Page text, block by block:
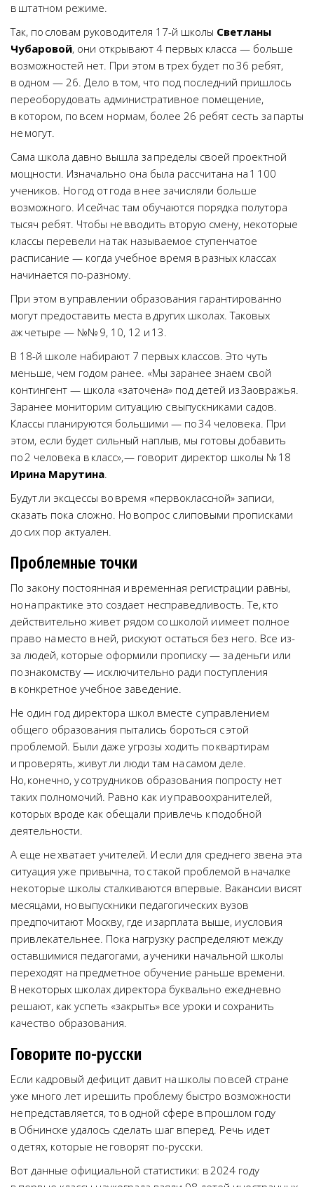
в штатном режиме.
Так, по словам руководителя 17-й школы Светланы
Чубаровой, они открывают 4 первых класса — больше
возможностей нет. При этом в трех будет по 36 ребят,
в одном — 26. Дело в том, что под последний пришлось
переоборудовать административное помещение,
в котором, по всем нормам, более 26 ребят сесть за парты
не могут.
Сама школа давно вышла за пределы своей проектной
мощности. Изначально она была рассчитана на 1 100
учеников. Но год от года в нее зачисляли больше
возможного. И сейчас там обучаются порядка полутора
тысяч ребят. Чтобы не вводить вторую смену, некоторые
классы перевели на так называемое ступенчатое
расписание — когда учебное время в разных классах
начинается по-разному.
При этом в управлении образования гарантированно
могут предоставить места в других школах. Таковых
аж четыре — №№ 9, 10, 12 и 13.
В 18-й школе набирают 7 первых классов. Это чуть
меньше, чем годом ранее. «Мы заранее знаем свой
контингент — школа «заточена» под детей из Заовражья.
Заранее мониторим ситуацию с выпускниками садов.
Классы планируются большими — по 34 человека. При
этом, если будет сильный наплыв, мы готовы добавить
по 2 человека в класс», — говорит директор школы № 18
Ирина Марутина.
Будут ли эксцессы во время «первоклассной» записи,
сказать пока сложно. Но вопрос с липовыми прописками
до сих пор актуален.
Проблемные точки
По закону постоянная и временная регистрации равны,
но на практике это создает несправедливость. Те, кто
действительно живет рядом со школой и имеет полное
право на место в ней, рискуют остаться без него. Все из-
за людей, которые оформили прописку — за деньги или
по знакомству — исключительно ради поступления
в конкретное учебное заведение.
Не один год директора школ вместе с управлением
общего образования пытались бороться с этой
проблемой. Были даже угрозы ходить по квартирам
и проверять, живут ли люди там на самом деле.
Но, конечно, у сотрудников образования попросту нет
таких полномочий. Равно как и у правоохранителей,
которых вроде как обещали привлечь к подобной
деятельности.
А еще не хватает учителей. И если для среднего звена эта
ситуация уже привычна, то с такой проблемой в началке
некоторые школы сталкиваются впервые. Вакансии висят
месяцами, но выпускники педагогических вузов
предпочитают Москву, где и зарплата выше, и условия
привлекательнее. Пока нагрузку распределяют между
оставшимися педагогами, а ученики начальной школы
переходят на предметное обучение раньше времени.
В некоторых школах директора буквально ежедневно
решают, как успеть «закрыть» все уроки и сохранить
качество образования.
Говорите по-русски
Если кадровый дефицит давит на школы по всей стране
уже много лет и решить проблему быстро возможности
не представляется, то в одной сфере в прошлом году
в Обнинске удалось сделать шаг вперед. Речь идет
о детях, которые не говорят по-русски.
Вот данные официальной статистики: в 2024 году